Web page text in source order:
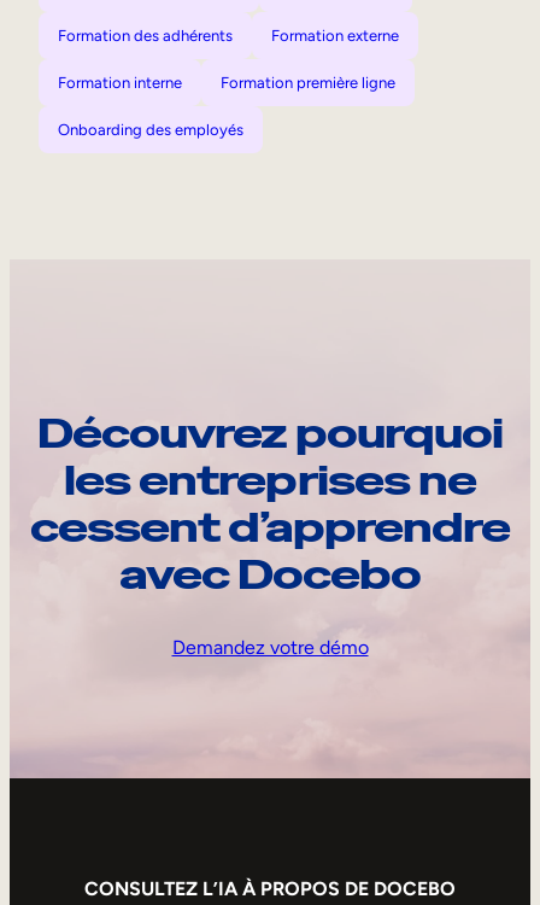
Formation des adhérents Formation externe
Formation interne Formation première ligne
Onboarding des employés
Découvrez pourquoi
les entreprises ne
cessent d’apprendre
avec Docebo
Demandez votre démo
CONSULTEZ L’IA À PROPOS DE DOCEBO